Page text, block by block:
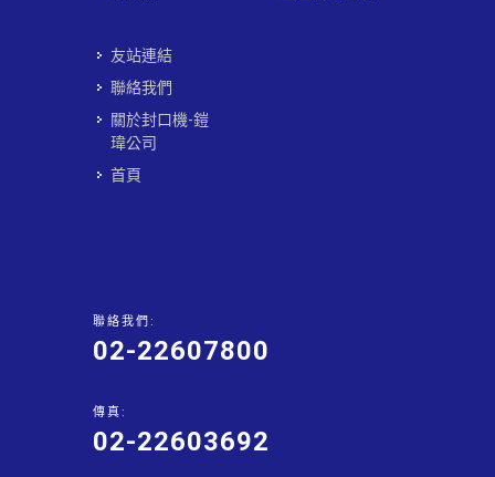
友站連結
聯絡我們
關於封口機-鎧
瑋公司
首頁
聯絡我們:
02-22607800
傳真:
02-22603692